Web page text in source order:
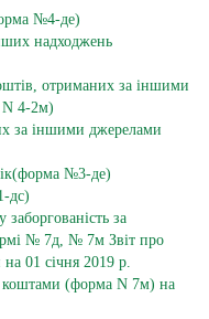
№4-де)
надходжень
отриманих за іншими
N 4-2м)
за іншими джерелами
№3-де)
дс)
заборгованість за
№ 7д, № 7м Звіт про
01 січня 2019 р.
коштами (форма N 7м) на